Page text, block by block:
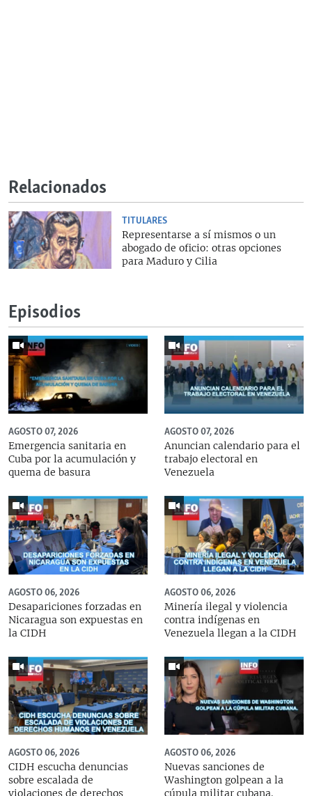
Relacionados
TITULARES
Representarse a sí mismos o un
abogado de oficio: otras opciones
para Maduro y Cilia
Episodios
AGOSTO 07, 2026
Emergencia sanitaria en
Cuba por la acumulación y
quema de basura
AGOSTO 07, 2026
Anuncian calendario para el
trabajo electoral en
Venezuela
AGOSTO 06, 2026
Desapariciones forzadas en
Nicaragua son expuestas en
la CIDH
AGOSTO 06, 2026
Minería ilegal y violencia
contra indígenas en
Venezuela llegan a la CIDH
AGOSTO 06, 2026
CIDH escucha denuncias
sobre escalada de
AGOSTO 06, 2026
Nuevas sanciones de
Washington golpean a la